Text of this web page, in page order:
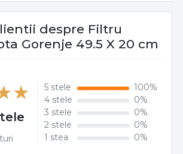
despre Filtru
Gorenje 49.5 X 20 cm
5 stele
100%
4 stele
0%
3 stele
0%
2 stele
0%
1 stea
0%